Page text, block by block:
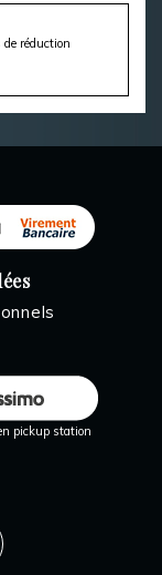
réduction
pickup station